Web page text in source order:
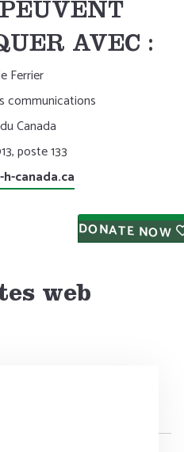
AVEC :
Ferrier
communications
Canada
poste 133
canada.ca
DONATE NOW
web